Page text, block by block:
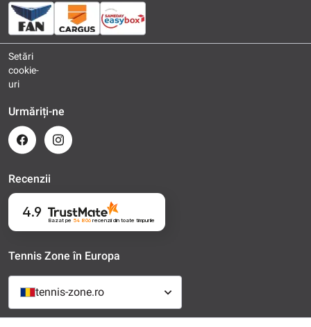
Setări
cookie-
uri
Urmăriți-ne
Recenzii
4.9
Bazat pe 54 806recenziidin toate timpurile
Tennis Zone în Europa
tennis-zone.ro